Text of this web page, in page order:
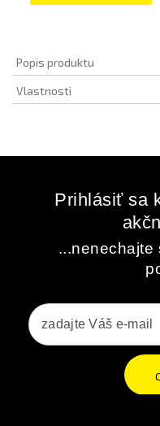
Popis produktu
Vlastnosti
Prihlásiť sa
...nenechajte